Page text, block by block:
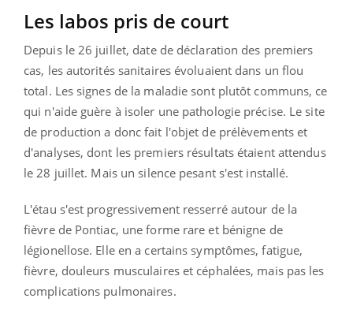
Les labos pris de court
Depuis le 26 juillet, date de déclaration des premiers
cas, les autorités sanitaires évoluaient dans un flou
total. Les signes de la maladie sont plutôt communs, ce
qui n'aide guère à isoler une pathologie précise. Le site
de production a donc fait l'objet de prélèvements et
d'analyses, dont les premiers résultats étaient attendus
le 28 juillet. Mais un silence pesant s'est installé.
L'étau s'est progressivement resserré autour de la
fièvre de Pontiac, une forme rare et bénigne de
légionellose. Elle en a certains symptômes, fatigue,
fièvre, douleurs musculaires et céphalées, mais pas les
complications pulmonaires.